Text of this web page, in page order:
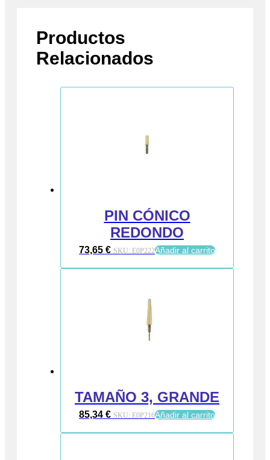
Productos
Relacionados
PIN CÓNICO
REDONDO
73,65 € SKU: E0P222Añadir al carrito
TAMAÑO 3, GRANDE
85,34 € SKU: E0P216Añadir al carrito